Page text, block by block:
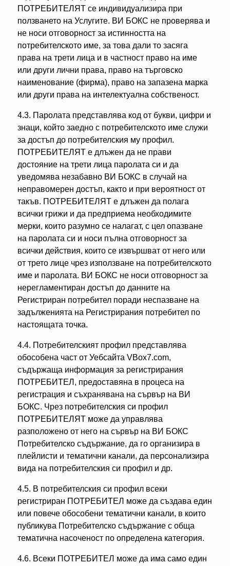
ПОТРЕБИТЕЛЯТ се индивидуализира при
ползването на Услугите. ВИ БОКС не проверява и
не носи отговорност за истинността на
потребителското име, за това дали то засяга
права на трети лица и в частност право на име
или други лични права, право на търговско
наименование (фирма), право на запазена марка
или други права на интелектуална собственост.
4.3. Паролата представлява код от букви, цифри и
знаци, който заедно с потребителското име служи
за достъп до потребителския му профил.
ПОТРЕБИТЕЛЯТ е длъжен да не прави
достояние на трети лица паролата си и да
уведомява незабавно ВИ БОКС в случай на
неправомерен достъп, както и при вероятност от
такъв. ПОТРЕБИТЕЛЯТ е длъжен да полага
всички грижи и да предприема необходимите
мерки, които разумно се налагат, с цел опазване
на паролата си и носи пълна отговорност за
всички действия, които се извършват от него или
от трето лице чрез използване на потребителското
име и паролата. ВИ БОКС не носи отговорност за
нерегламентиран достъп до данните на
Регистриран потребител поради неспазване на
задълженията на Регистрирания потребител по
настоящата точка.
4.4. Потребителският профил представлява
обособена част от Уебсайта VBox7.com,
съдържаща информация за регистрирания
ПОТРЕБИТЕЛ, предоставяна в процеса на
регистрация и съхранявана на сървър на ВИ
БОКС. Чрез потребителския си профил
ПОТРЕБИТЕЛЯТ може да управлява
разположено от него на сървър на ВИ БОКС
Потребителско съдържание, да го организира в
плейлисти и тематични канали, да персонализира
вида на потребителския си профил и др.
4.5. В потребителския си профил всеки
регистриран ПОТРЕБИТЕЛ може да създава един
или повече обособени тематични канали, в които
публикува Потребителско съдържание с обща
тематична насоченост по определена категория.
4.6. Всеки ПОТРЕБИТЕЛ може да има само един